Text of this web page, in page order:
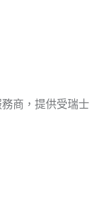
務商，提供受瑞士